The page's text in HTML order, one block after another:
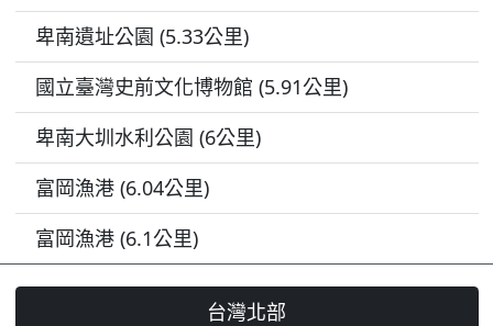
卑南遺址公園 (5.33公里)
國立臺灣史前文化博物館 (5.91公里)
卑南大圳水利公園 (6公里)
富岡漁港 (6.04公里)
富岡漁港 (6.1公里)
台灣北部